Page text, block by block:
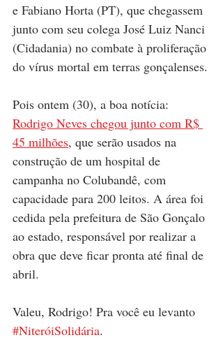
e Fabiano Horta (PT), que chegassem
junto com seu colega José Luiz Nanci
(Cidadania) no combate à proliferação
do vírus mortal em terras gonçalenses.
Pois ontem (30), a boa notícia:
Rodrigo Neves chegou junto com R$
45 milhões, que serão usados na
construção de um hospital de
campanha no Colubandê, com
capacidade para 200 leitos. A área foi
cedida pela prefeitura de São Gonçalo
ao estado, responsável por realizar a
obra que deve ficar pronta até final de
abril.
Valeu, Rodrigo! Pra você eu levanto
#NiteróiSolidária.